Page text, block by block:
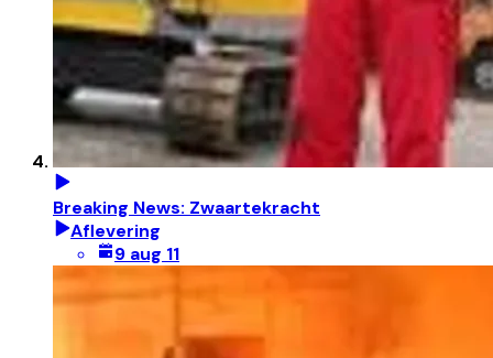
Breaking News: Zwaartekracht
Aflevering
9 aug 11